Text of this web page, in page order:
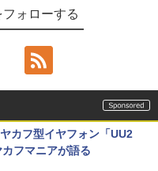
ォローする
カフ型イヤフォン「UU2
フマニアが語る